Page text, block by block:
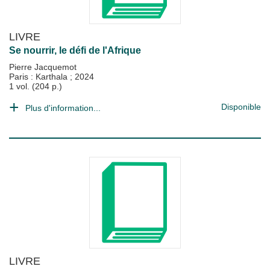
LIVRE
Se nourrir, le défi de l'Afrique
Pierre Jacquemot
Paris : Karthala ; 2024
1 vol. (204 p.)
Plus d'information... Disponible
LIVRE